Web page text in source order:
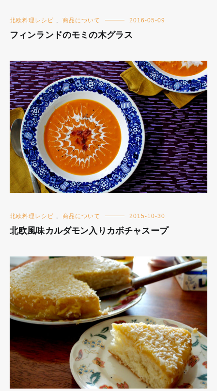
北欧料理レシピ 商品について 2016-05-09
フィンランドのモミの木グラス
北欧料理レシピ 商品について 2015-10-30
北欧風味カルダモン入りカボチャスープ